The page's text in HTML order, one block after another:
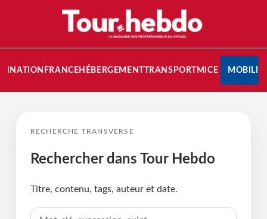
FRANCE HÉBERGEMENTTRANSPORT MICE
RECHERCHE TRANSVERSE
Rechercher dans Tour Hebdo
Titre, contenu, tags, auteur et date.